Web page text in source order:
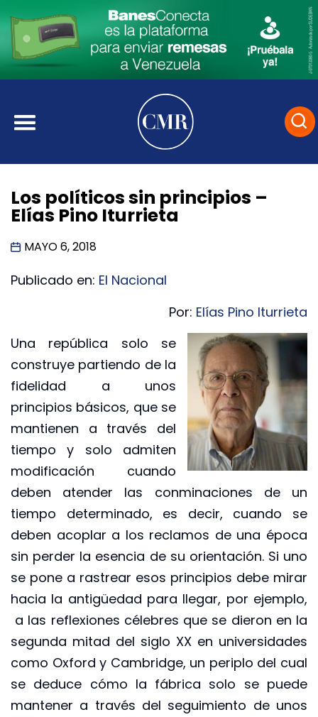
Los políticos sin principios –
Elías Pino Iturrieta
MAYO 6, 2018
Publicado en: El Nacional
Por: Elías Pino Iturrieta
Una república solo se
construye partiendo de la
fidelidad a unos
principios básicos, que se
mantienen a través del
tiempo y solo admiten
modificación cuando
deben atender las conminaciones de un
tiempo determinado, es decir, cuando se
deben acoplar a los reclamos de una época
sin perder la esencia de su orientación. Si uno
se pone a rastrear esos principios debe mirar
hacia la antigüedad para llegar, por ejemplo,
a las reflexiones célebres que se dieron en la
segunda mitad del siglo XX en universidades
como Oxford y Cambridge, un periplo del cual
se deduce cómo la fábrica solo se puede
mantener a través del seguimiento de unos